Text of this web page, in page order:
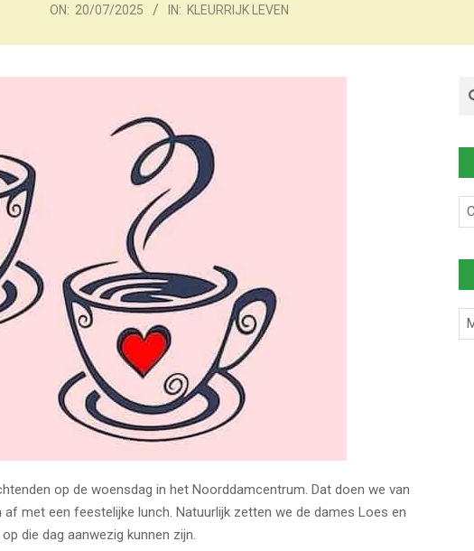
ON: 20/07/2025 IN: KLEURRIJK LEVEN
op de woensdag in het Noorddamcentrum. Dat doen we van
met een feestelijke lunch. Natuurlijk zetten we de dames Loes en
die dag aanwezig kunnen zijn.